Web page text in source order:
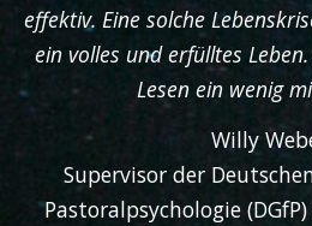
effektiv. Eine solche
ein volles und erfülltes
Lesen ein wenig
Willy
Supervisor der
Pastoralpsychologie